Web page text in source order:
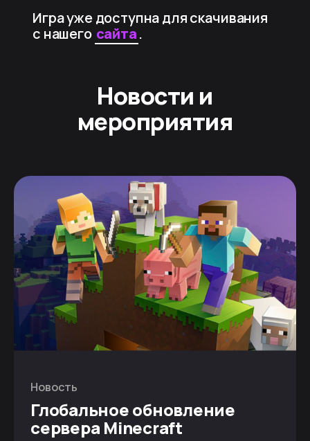
Игра уже доступна для скачивания
с нашего сайта.
Новости и
мероприятия
Новость
Глобальное обновление
сервера Minecraft